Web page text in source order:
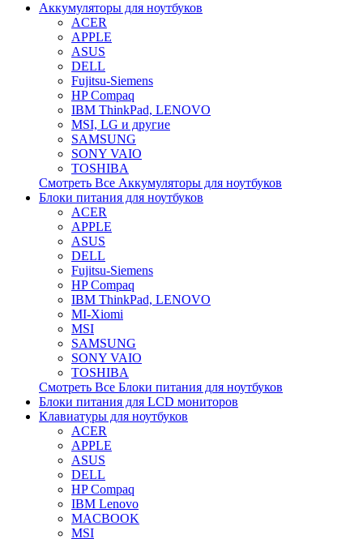
Аккумуляторы для ноутбуков
ACER
APPLE
ASUS
DELL
Fujitsu-Siemens
HP Compaq
IBM ThinkPad, LENOVO
MSI, LG и другие
SAMSUNG
SONY VAIO
TOSHIBA
Смотреть Все Аккумуляторы для ноутбуков
Блоки питания для ноутбуков
ACER
APPLE
ASUS
DELL
Fujitsu-Siemens
HP Compaq
IBM ThinkPad, LENOVO
MI-Xiomi
MSI
SAMSUNG
SONY VAIO
TOSHIBA
Смотреть Все Блоки питания для ноутбуков
Блоки питания для LCD мониторов
Клавиатуры для ноутбуков
ACER
APPLE
ASUS
DELL
HP Compaq
IBM Lenovo
MACBOOK
MSI